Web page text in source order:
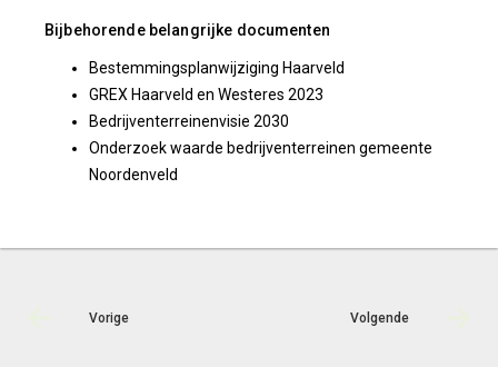
Bijbehorende belangrijke documenten
Bestemmingsplanwijziging Haarveld
GREX Haarveld en Westeres 2023
Bedrijventerreinenvisie 2030
Onderzoek waarde bedrijventerreinen gemeente
Noordenveld
Vorige Volgende